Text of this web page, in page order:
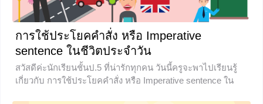
การใช้ประโยคคำสั่ง หรือ Imperative
sentence ในชีวิตประจำวัน
สวัสดีค่ะนักเรียนชั้นป.5 ที่น่ารักทุกคน วันนี้ครูจะพาไปเรียนรู้
เกี่ยวกับ การใช้ประโยคคำสั่ง หรือ Imperative sentence ใน